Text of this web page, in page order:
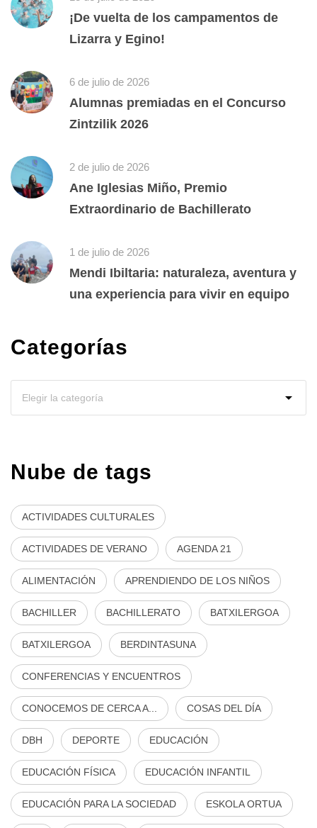
¡De vuelta de los campamentos de
Lizarra y Egino!
6 de julio de 2026
Alumnas premiadas en el Concurso
Zintzilik 2026
2 de julio de 2026
Ane Iglesias Miño, Premio
Extraordinario de Bachillerato
1 de julio de 2026
Mendi Ibiltaria: naturaleza, aventura y
una experiencia para vivir en equipo
Categorías
Nube de tags
ACTIVIDADES CULTURALES
ACTIVIDADES DE VERANO AGENDA 21
ALIMENTACIÓN APRENDIENDO DE LOS NIÑOS
BACHILLER BACHILLERATO BATXILERGOA
BATXILERGOA BERDINTASUNA
CONFERENCIAS Y ENCUENTROS
CONOCEMOS DE CERCA A... COSAS DEL DÍA
DBH DEPORTE EDUCACIÓN
EDUCACIÓN FÍSICA EDUCACIÓN INFANTIL
EDUCACIÓN PARA LA SOCIEDAD ESKOLA ORTUA